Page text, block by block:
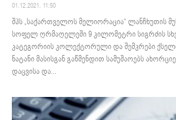
01.12.2021. 11:50
შპს „საქართველოს მელიორაცია“ ლანჩხუთის
სოფელ ღრმაღელეში 9 კილომეტრი სიგრძის
კატეგორიის კოლექტორული და შემკრები
ნატანი მასისგან გაწმენდით სამუშაოებს
დაცვისა და...